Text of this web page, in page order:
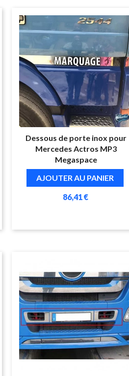
Dessous de porte inox pour
Mercedes Actros MP3
Megaspace
AJOUTER AU PANIER
86,41 €